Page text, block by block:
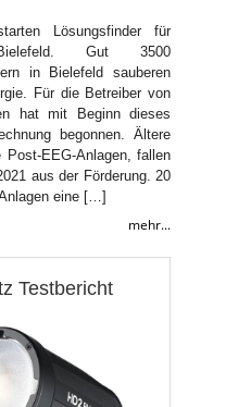
Lösungsfinder für
Bielefeld. Gut 3500
in Bielefeld sauberen
Für die Betreiber von
hat mit Beginn dieses
begonnen. Ältere
Post-EEG-Anlagen, fallen
aus der Förderung. 20
eine […]
mehr...
Testbericht